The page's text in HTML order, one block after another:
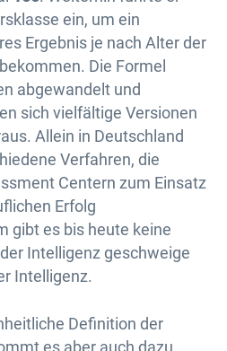
ein, um ein
Ergebnis je nach Alter der
Die Formel
abgewandelt und
sich vielfältige Versionen
Allein in Deutschland
Verfahren, die
Centern zum Einsatz
Erfolg
gibt es bis heute keine
Intelligenz geschweige
Intelligenz.
Definition der
es aber auch dazu,